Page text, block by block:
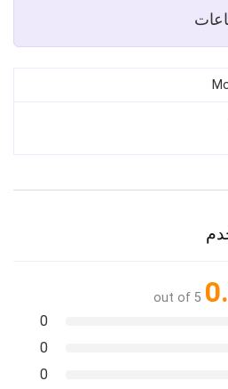
out of 5
0
0
0